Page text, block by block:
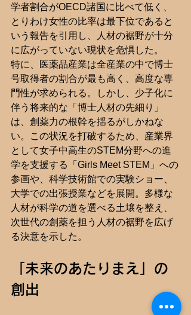
学者割合がOECD諸国に比べて低く、
とりわけ女性の比率は最下位であると
いう報告を引用し、人材の裾野が十分
に広がっていない現状を危惧した。
特に、医薬品産業は全産業の中で博士
号取得者の割合が最も高く、高度な専
門性が求められる。しかし、少子化に
伴う将来的な「博士人材の先細り」
は、創薬力の根幹を揺るがしかねな
い。この状況を打破するため、産業界
として女子中高生のSTEM分野への進
学を支援する「Girls Meet STEM」への
参画や、科学技術館での実験ショー、
大学での出張授業などを展開。多様な
人材が科学の道を選べる土壌を整え、
次世代の創薬を担う人材の裾野を広げ
る決意を示した。
「未来のあたりまえ」の
創出